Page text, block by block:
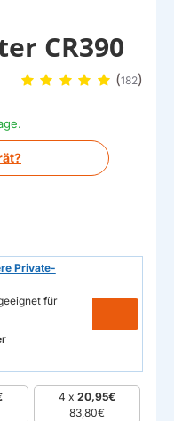
CR390
(182)
Private-
für
4 x 20,95€
83,80€